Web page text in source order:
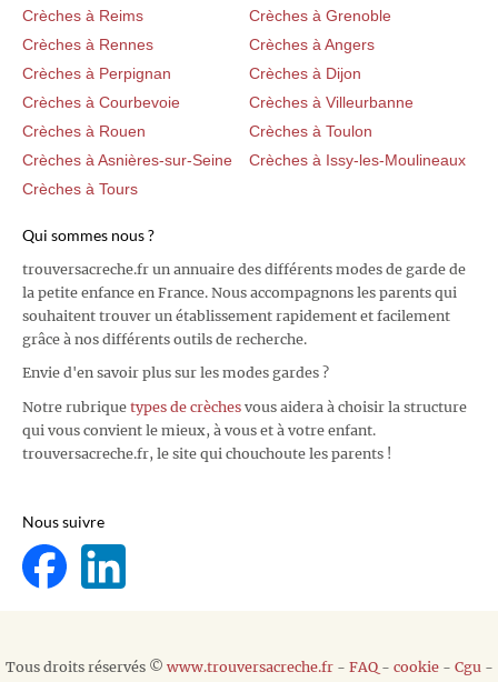
Crèches à Reims
Crèches à Grenoble
Crèches à Rennes
Crèches à Angers
Crèches à Perpignan
Crèches à Dijon
Crèches à Courbevoie
Crèches à Villeurbanne
Crèches à Rouen
Crèches à Toulon
Crèches à Asnières-sur-Seine
Crèches à Issy-les-Moulineaux
Crèches à Tours
Qui sommes nous ?
trouversacreche.fr un annuaire des différents modes de garde de
la petite enfance en France. Nous accompagnons les parents qui
souhaitent trouver un établissement rapidement et facilement
grâce à nos différents outils de recherche.
Envie d'en savoir plus sur les modes gardes ?
Notre rubrique types de crèches vous aidera à choisir la structure
qui vous convient le mieux, à vous et à votre enfant.
trouversacreche.fr, le site qui chouchoute les parents !
Nous suivre
Tous droits réservés © www.trouversacreche.fr- FAQ- cookie- Cgu-